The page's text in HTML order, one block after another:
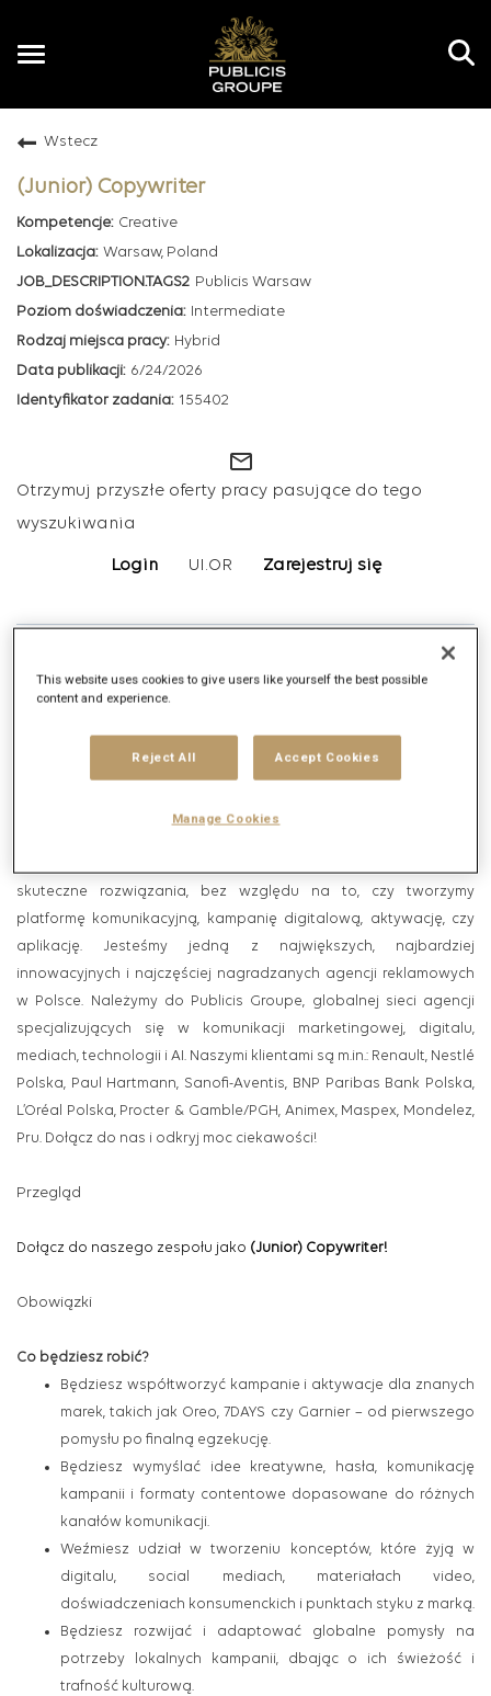
Toggle
Wstecz
(Junior) Copywriter
Creative
Warsaw, Poland
Publicis Warsaw
Intermediate
Hybrid
6/24/2026
155402
mail_outline
Otrzymuj przyszłe oferty pracy pasujące do tego
wyszukiwania
Login UI.OR Zarejestruj się
Opis firmy
skuteczne rozwiązania, bez względu na to, czy tworzymy
platformę komunikacyjną, kampanię digitalową, aktywację, czy
aplikację. Jesteśmy jedną z największych, najbardziej
innowacyjnych i najczęściej nagradzanych agencji reklamowych
w Polsce. Należymy do Publicis Groupe, globalnej sieci agencji
specjalizujących się w komunikacji marketingowej, digitalu,
mediach, technologii i AI. Naszymi klientami są m.in.: Renault, Nestlé
Polska, Paul Hartmann, Sanofi-Aventis, BNP Paribas Bank Polska,
L’Oréal Polska, Procter & Gamble/PGH, Animex, Maspex, Mondelez,
Pru. Dołącz do nas i odkryj moc ciekawości!
Przegląd
Dołącz do naszego zespołu jako (Junior) Copywriter!
Obowiązki
Co będziesz robić?
Będziesz współtworzyć kampanie i aktywacje dla znanych
marek, takich jak Oreo, 7DAYS czy Garnier – od pierwszego
pomysłu po finalną egzekucję.
Będziesz wymyślać idee kreatywne, hasła, komunikację
kampanii i formaty contentowe dopasowane do różnych
kanałów komunikacji.
Weźmiesz udział w tworzeniu konceptów, które żyją w
digitalu, social mediach, materiałach video,
doświadczeniach konsumenckich i punktach styku z marką.
Będziesz rozwijać i adaptować globalne pomysły na
potrzeby lokalnych kampanii, dbając o ich świeżość i
trafność kulturową.
This website uses cookies to give users like yourself the best possible
content and experience.
Reject All Accept Cookies
Manage Cookies